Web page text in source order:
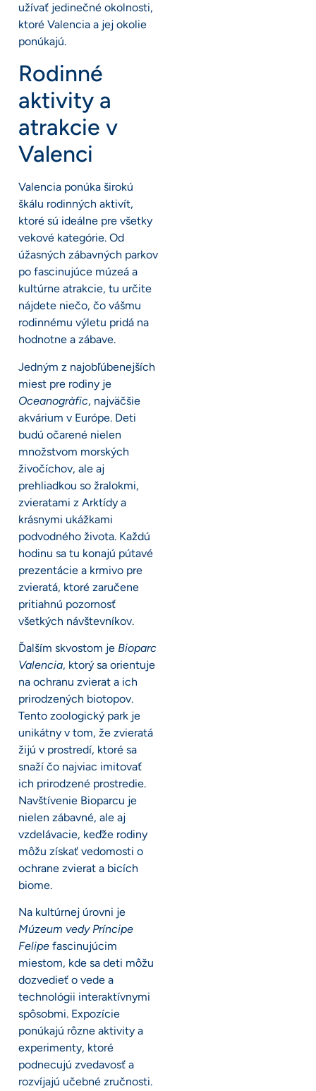
užívať jedinečné okolnosti,
ktoré Valencia a jej okolie
ponúkajú.
Rodinné
aktivity a
atrakcie v
Valenci
Valencia ponúka širokú
škálu rodinných aktivít,
ktoré sú ideálne pre všetky
vekové kategórie. Od
úžasných zábavných parkov
po fascinujúce múzeá a
kultúrne atrakcie, tu určite
nájdete niečo, čo vášmu
rodinnému výletu pridá na
hodnotne a zábave.
Jedným z najobľúbenejších
miest pre rodiny je
Oceanogràfic, najväčšie
akvárium v Európe. Deti
budú očarené nielen
množstvom morských
živočíchov, ale aj
prehliadkou so žralokmi,
zvieratami z Arktídy a
krásnymi ukážkami
podvodného života. Každú
hodinu sa tu konajú pútavé
prezentácie a krmivo pre
zvieratá, ktoré zaručene
pritiahnú pozornosť
všetkých návštevníkov.
Ďalším skvostom je Bioparc
Valencia, ktorý sa orientuje
na ochranu zvierat a ich
prirodzených biotopov.
Tento zoologický park je
unikátny v tom, že zvieratá
žijú v prostredí, ktoré sa
snaží čo najviac imitovať
ich prirodzené prostredie.
Navštívenie Bioparcu je
nielen zábavné, ale aj
vzdelávacie, keďže rodiny
môžu získať vedomosti o
ochrane zvierat a bicích
biome.
Na kultúrnej úrovni je
Múzeum vedy Príncipe
Felipe fascinujúcim
miestom, kde sa deti môžu
dozvedieť o vede a
technológii interaktívnymi
spôsobmi. Expozície
ponúkajú rôzne aktivity a
experimenty, ktoré
podnecujú zvedavosť a
rozvíjajú učebné zručnosti.